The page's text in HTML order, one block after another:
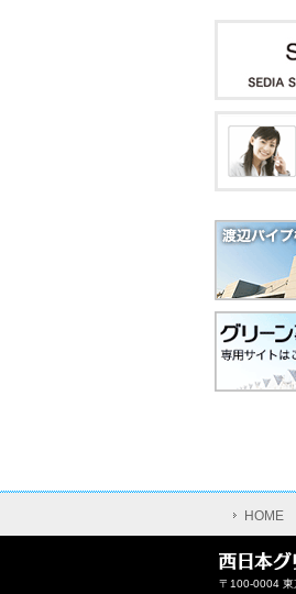
HOME
〒100-0004